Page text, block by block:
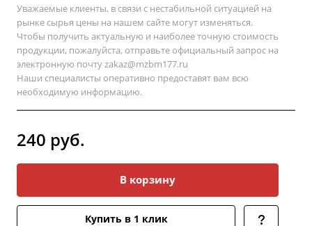
Уважаемые клиенты, в связи с нестабильной ситуацией на
рынке сырья цены на нашем сайте могут изменяться.
Чтобы получить актуальную и наиболее точную стоимость
продукции, пожалуйста, отправьте официальный запрос на
электронную почтуzakaz@mzbm177.ru
Наши специалисты оперативно предоставят вам всю
необходимую информацию.
240 руб.
В корзину
Купить в 1 клик